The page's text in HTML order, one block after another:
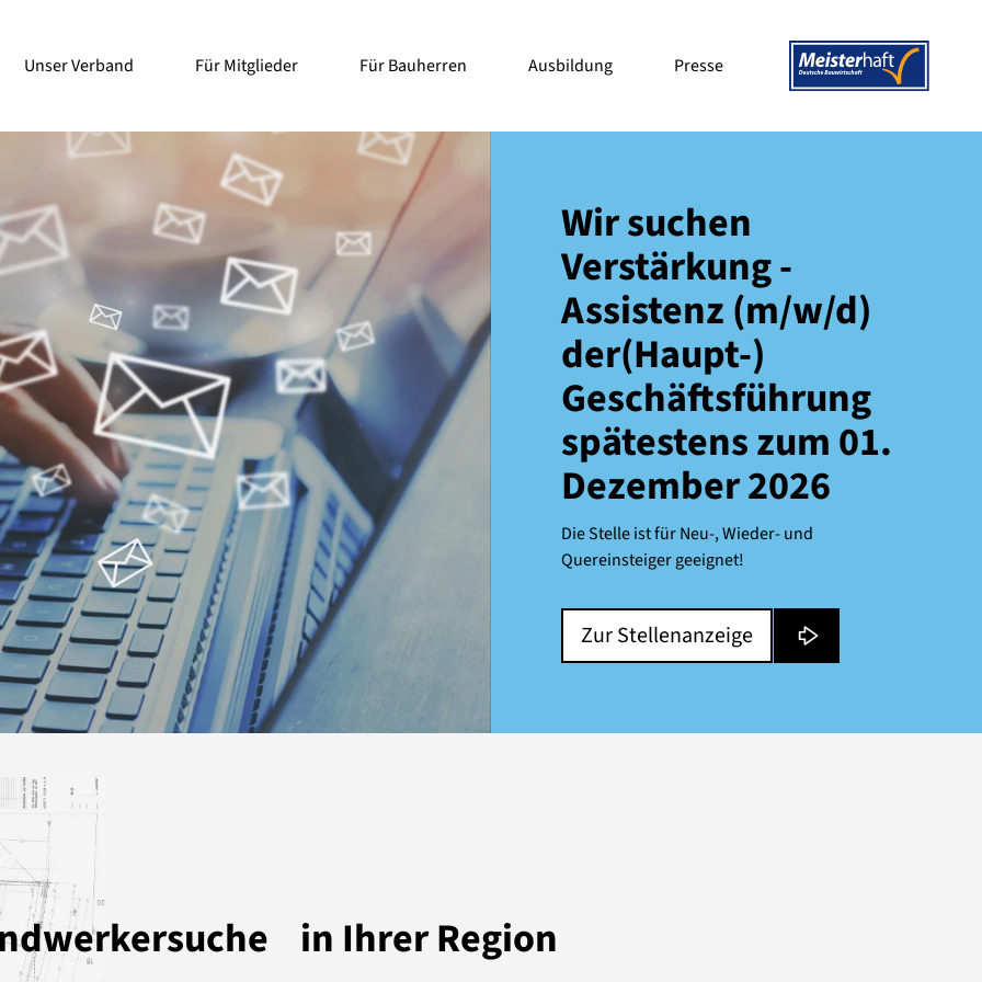
Unser Verband Für Mitglieder Für Bauherren Ausbildung Presse
Wir suchen
Verstärkung -
Assistenz (m/w/d)
der(Haupt-)
Geschäftsführung
spätestens zum 01.
Dezember 2026
Die Stelle ist für Neu-, Wieder- und
Quereinsteiger geeignet!
Zur Stellenanzeige
in Ihrer Region